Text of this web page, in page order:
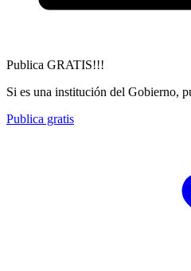
Publica GRATIS!!!
Si es una institución del Gobierno,
Publica gratis